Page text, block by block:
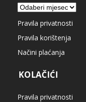
Arhiva
Pravila privatnosti
Pravila korištenja
Načini plaćanja
KOLAČIĆI
Pravila privatnosti